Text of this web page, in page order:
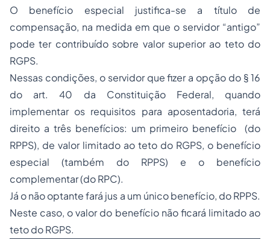
O benefício especial justifica-se a título de
compensação, na medida em que o servidor “antigo”
pode ter contribuído sobre valor superior ao teto do
RGPS.
Nessas condições, o servidor que fizer a opção do § 16
do art. 40 da Constituição Federal, quando
implementar os requisitos para aposentadoria, terá
direito a três benefícios: um primeiro benefício (do
RPPS), de valor limitado ao teto do RGPS, o benefício
especial (também do RPPS) e o benefício
complementar (do RPC).
Já o não optante fará jus a um único benefício, do RPPS.
Neste caso, o valor do benefício não ficará limitado ao
teto do RGPS.